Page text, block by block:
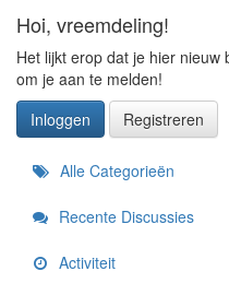
Hoi, vreemdeling!
Het lijkt erop dat je hier nieuw
om je aan te melden!
Inloggen
Registreren
Alle Categorieën
Recente Discussies
Activiteit